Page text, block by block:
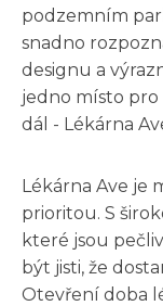
podzemním
snadno
designu a
jedno místo pro
dál - Lékárna
Lékárna Ave je
prioritou. S
které jsou
být jisti, že
Otevření doba